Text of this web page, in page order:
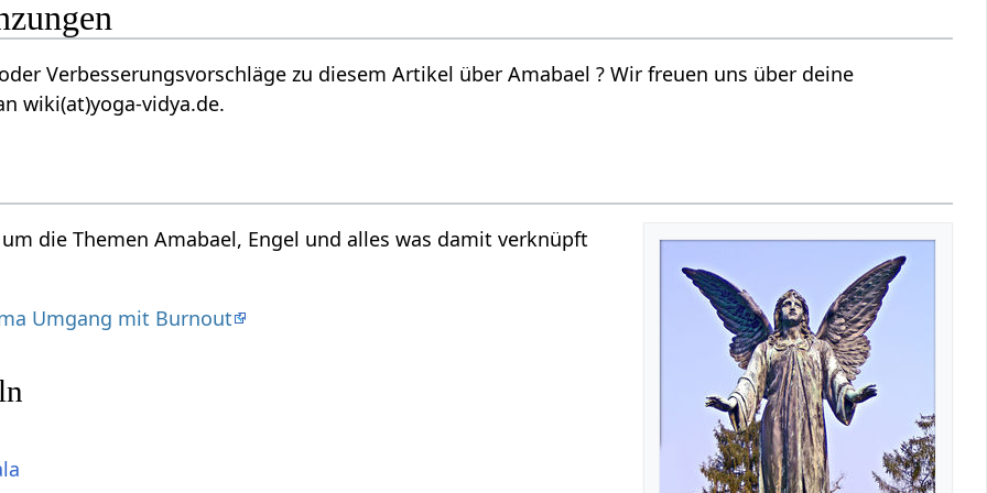
Verbesserungsvorschläge zu diesem Artikel über Amabael ? Wir freuen uns über deine
wiki(at)yoga-vidya.de.
die Themen Amabael, Engel und alles was damit verknüpft
Umgang mit Burnout